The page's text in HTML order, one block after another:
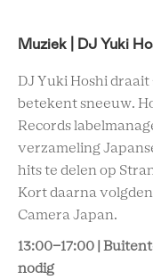
Muziek | DJ Yuki
DJ Yuki Hoshi
betekent sneeuw.
Records
verzameling
hits te delen op
Kort daarna
Camera Japan.
13:00-17:00 |
nodig